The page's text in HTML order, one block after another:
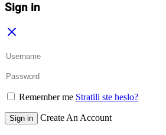
Sign in
Remember me Stratili ste heslo?
Sign in Create An Account